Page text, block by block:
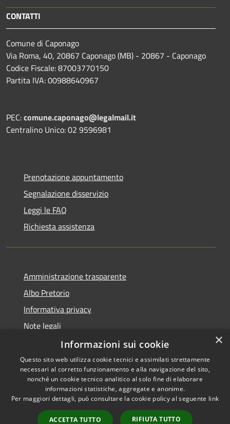
CONTATTI
Comune di Caponago
Via Roma, 40, 20867 Caponago (MB) - 20867 - Caponago
Codice Fiscale: 87003770150
Partita IVA: 00988640967
PEC:comune.caponago@legalmail.it
Centralino Unico: 02 9596981
Prenotazione appuntamento
Segnalazione disservizio
Leggi le FAQ
Richiesta assistenza
Amministrazione trasparente
Albo Pretorio
Informativa privacy
Note legali
Dichiarazione di accessibilità
RSS
Accessibilità
Copyright © 2026 • Comune di
Municipium• Accesso
×
Informazioni sui cookie
Questo sito web utilizza cookie tecnici e assimilati strettamente
necessari al corretto funzionamento e alla navigazione del sito,
nonché un cookie tecnico analitico al solo fine di elaborare
informazioni statistiche, aggregate e anonime.
Per maggiori dettagli, può consultare la cookie policy al seguente link
ACCETTA TUTTO RIFIUTA TUTTO